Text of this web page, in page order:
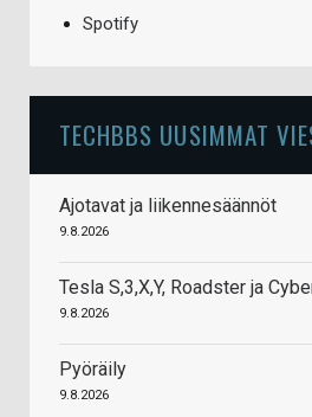
Spotify
TECHBBS UUSIMMAT
Ajotavat ja liikennesäännöt
9.8.2026
Tesla S,3,X,Y, Roadster ja
9.8.2026
Pyöräily
9.8.2026